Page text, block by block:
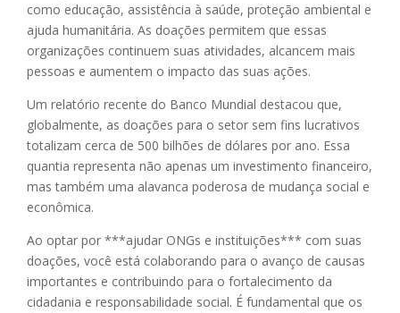
como educação, assistência à saúde, proteção ambiental e
ajuda humanitária. As doações permitem que essas
organizações continuem suas atividades, alcancem mais
pessoas e aumentem o impacto das suas ações.
Um relatório recente do Banco Mundial destacou que,
globalmente, as doações para o setor sem fins lucrativos
totalizam cerca de 500 bilhões de dólares por ano. Essa
quantia representa não apenas um investimento financeiro,
mas também uma alavanca poderosa de mudança social e
econômica.
Ao optar por ***ajudar ONGs e instituições*** com suas
doações, você está colaborando para o avanço de causas
importantes e contribuindo para o fortalecimento da
cidadania e responsabilidade social. É fundamental que os